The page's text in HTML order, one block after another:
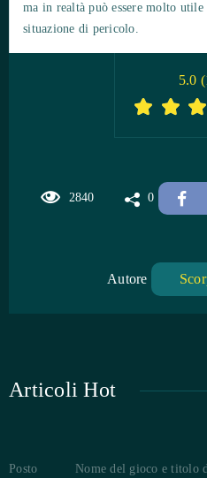
ma in realtà può essere molto
situazione di pericolo.
2840 0
5.0 (
Autore
Articoli Hot
Posto Nome del gioco e titolo